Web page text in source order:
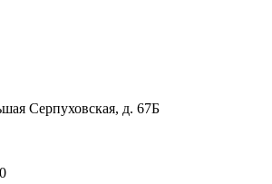
Серпуховская, д. 67Б